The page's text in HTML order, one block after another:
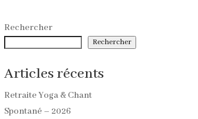
Rechercher
Rechercher
Articles récents
Retraite Yoga & Chant
Spontané – 2026